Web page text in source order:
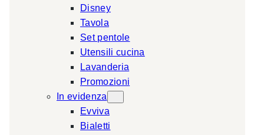
c
Disney
Tavola
Set pentole
Utensili cucina
Lavanderia
Promozioni
In evidenza
Evviva
Bialetti